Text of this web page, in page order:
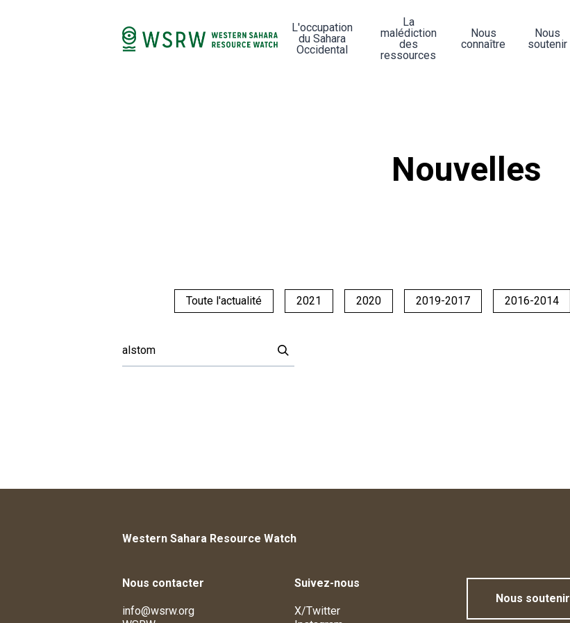
L'occupation
du Sahara
Occidental
La
malédiction
des
ressources
Nous
connaître
Nous
soutenir
Nouvelles
Toute l'actualité 2021 2020 2019-2017 2016-2014
Western Sahara Resource Watch
Nous contacter
info@wsrw.org
Suivez-nous
X/Twitter
Nous soutenir